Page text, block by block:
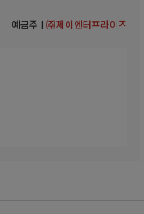
예금주 |㈜제이엔터프라이즈